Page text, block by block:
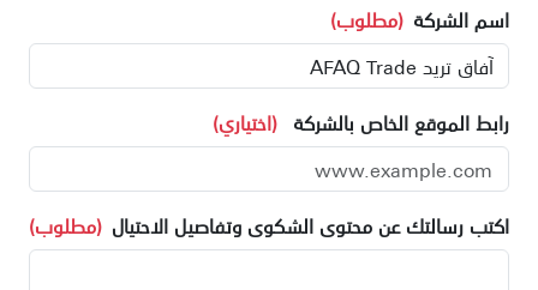
اسم الشركة (مطلوب)
رابط الموقع الخاص بالشركة (اختياري)
اكتب رسالتك عن محتوى الشكوى وتفاصيل الاحتيال (مطلوب)